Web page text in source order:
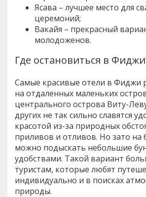
Ясава – лучшее место для
церемоний;
Вакайя – прекрасный
молодоженов.
Где остановиться в
Самые красивые отели в Фиджи
на отдаленных маленьких
центрального острова Виту-
других не так сильно славятся
красотой из-за природных
приливов и отливов. Но зато на
можно подыскать небольшие
удобствами. Такой вариант
туристам, которые любят
индивидуально и в поисках
природы.